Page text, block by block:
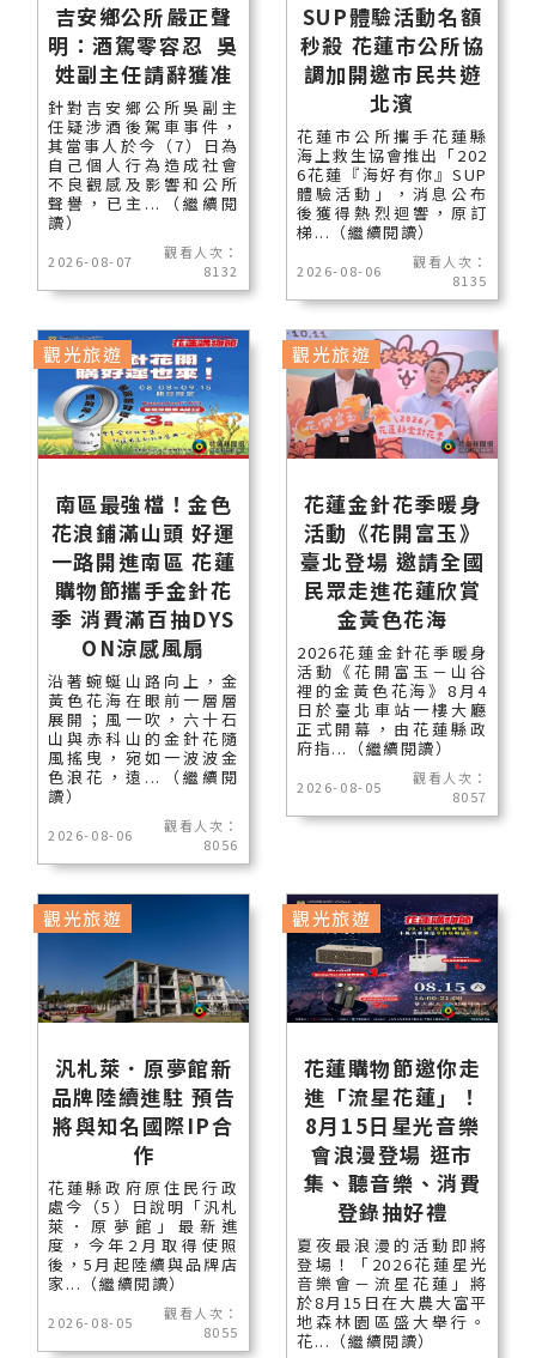
吉安鄉公所嚴正聲
明：酒駕零容忍 吳
姓副主任請辭獲准
針對吉安鄉公所吳副主
任疑涉酒後駕車事件，
其當事人於今（7）日為
自己個人行為造成社會
不良觀感及影響和公所
聲譽，已主...（繼續閱
讀）
2026-08-07
觀看人次：
8132
SUP體驗活動名額
秒殺 花蓮市公所協
調加開邀市民共遊
北濱
花蓮市公所攜手花蓮縣
海上救生協會推出「202
6花蓮『海好有你』SUP
體驗活動」，消息公布
後獲得熱烈迴響，原訂
梯...（繼續閱讀）
2026-08-06
觀看人次：
8135
南區最強檔！金色
花浪鋪滿山頭 好運
一路開進南區 花蓮
購物節攜手金針花
季 消費滿百抽DYS
ON涼感風扇
沿著蜿蜒山路向上，金
黃色花海在眼前一層層
展開；風一吹，六十石
山與赤科山的金針花隨
風搖曳，宛如一波波金
色浪花，遠...（繼續閱
讀）
2026-08-06
觀看人次：
8056
觀光旅遊
花蓮金針花季暖身
活動《花開富玉》
臺北登場 邀請全國
民眾走進花蓮欣賞
金黃色花海
2026花蓮金針花季暖身
活動《花開富玉－山谷
裡的金黃色花海》8月4
日於臺北車站一樓大廳
正式開幕，由花蓮縣政
府指...（繼續閱讀）
2026-08-05
觀看人次：
8057
觀光旅遊
汎札萊．原夢館新
品牌陸續進駐 預告
將與知名國際IP合
作
花蓮縣政府原住民行政
處今（5）日說明「汎札
萊．原夢館」最新進
度，今年2月取得使照
後，5月起陸續與品牌店
家...（繼續閱讀）
2026-08-05
觀看人次：
8055
觀光旅遊
花蓮購物節邀你走
進「流星花蓮」！
8月15日星光音樂
會浪漫登場 逛市
集、聽音樂、消費
登錄抽好禮
夏夜最浪漫的活動即將
登場！「2026花蓮星光
音樂會－流星花蓮」將
於8月15日在大農大富平
地森林園區盛大舉行。
花...（繼續閱讀）
觀光旅遊